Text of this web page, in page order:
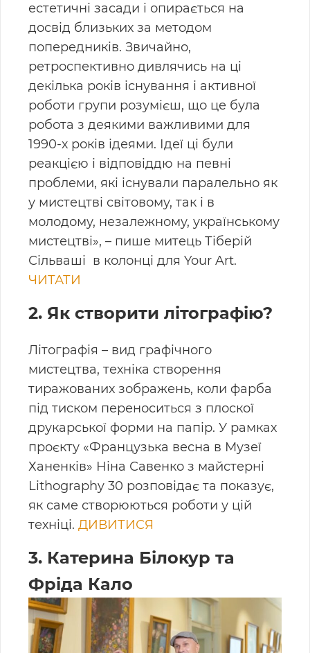
естетичні засади і опирається на
досвід близьких за методом
попередників. Звичайно,
ретроспективно дивлячись на ці
декілька років існування і активної
роботи групи розумієш, що це була
робота з деякими важливими для
1990-х років ідеями. Ідеї ці були
реакцією і відповіддю на певні
проблеми, які існували паралельно як
у мистецтві світовому, так і в
молодому, незалежному, українському
мистецтві», – пише митець Тіберій
Сільваші в колонці для Your Art.
ЧИТАТИ
2. Як створити літографію?
Літографія – вид графічного
мистецтва, техніка створення
тиражованих зображень, коли фарба
під тиском переноситься з плоскої
друкарської форми на папір. У рамках
проєкту «Французька весна в Музеї
Ханенків» Ніна Савенко з майстерні
Lithography 30 розповідає та показує,
як саме створюються роботи у цій
техніці. ДИВИТИСЯ
3. Катерина Білокур та
Фріда Кало